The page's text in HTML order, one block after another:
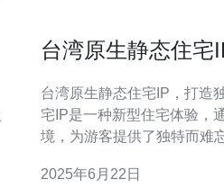
台湾原生静态住宅
台湾原生静态住宅IP，打造独特住宅体
宅IP是一种新型住宅体验，
境，为游客提供了独特而难
旅行中体验到真正的当地生活。 台湾原生静态住宅
2025年6月22日